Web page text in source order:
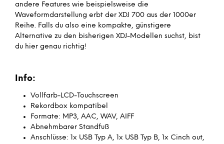
andere Features wie beispielsweise die
Waveformdarstellung erbt der XDJ 700 aus der 1000er
Reihe. Falls du also eine kompakte, günstigere
Alternative zu den bisherigen XDJ-Modellen suchst, bist
du hier genau richtig!
Info:
Vollfarb-LCD-Touchscreen
Rekordbox kompatibel
Formate: MP3, AAC, WAV, AIFF
Abnehmbarer Standfuß
Anschlüsse: 1x USB Typ A, 1x USB Typ B, 1x Cinch out,